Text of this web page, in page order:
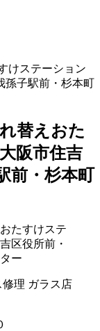
けステーション
孫子駅前・杉本町
替えおた
阪市住吉
前・杉本町
修理 ガラス店